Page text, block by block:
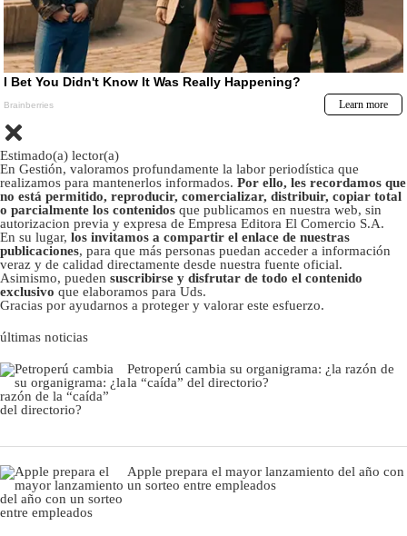
Estimado(a) lector(a)
En Gestión, valoramos profundamente la labor periodística que
realizamos para mantenerlos informados. Por ello, les recordamos que
no está permitido, reproducir, comercializar, distribuir, copiar total
o parcialmente los contenidos que publicamos en nuestra web, sin
autorizacion previa y expresa de Empresa Editora El Comercio S.A.
En su lugar, los invitamos a compartir el enlace de nuestras
publicaciones, para que más personas puedan acceder a información
veraz y de calidad directamente desde nuestra fuente oficial.
Asimismo, pueden suscribirse y disfrutar de todo el contenido
exclusivo que elaboramos para Uds.
Gracias por ayudarnos a proteger y valorar este esfuerzo.
últimas noticias
Petroperú cambia su organigrama: ¿la razón de
la “caída” del directorio?
Apple prepara el mayor lanzamiento del año con
un sorteo entre empleados